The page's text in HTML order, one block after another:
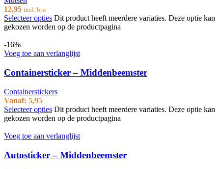
12,95 incl. btw
Selecteer opties Dit product heeft meerdere variaties. Deze optie kan
gekozen worden op de productpagina
-16%
Voeg toe aan verlanglijst
Containersticker – Middenbeemster
Containerstickers
Vanaf: 5,95
Selecteer opties Dit product heeft meerdere variaties. Deze optie kan
gekozen worden op de productpagina
Voeg toe aan verlanglijst
Autosticker – Middenbeemster